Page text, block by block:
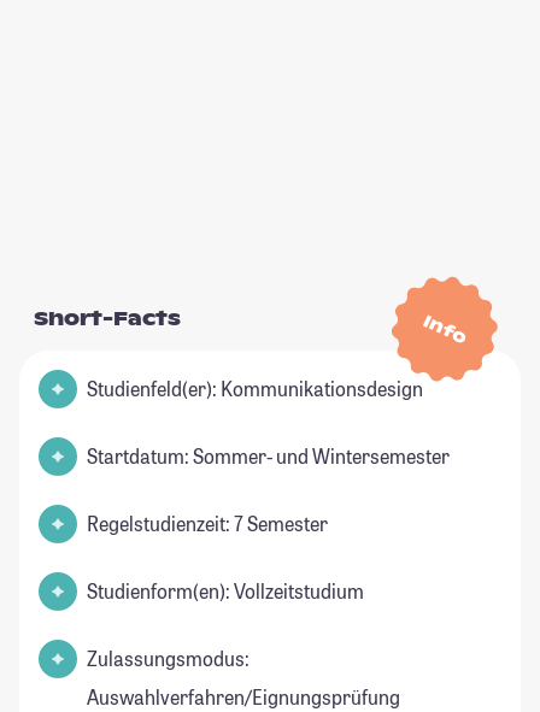
Info
Short-Facts
Studienfeld(er): Kommunikationsdesign
Startdatum: Sommer- und Wintersemester
Regelstudienzeit: 7 Semester
Studienform(en): Vollzeitstudium
Zulassungsmodus:
Auswahlverfahren/Eignungsprüfung